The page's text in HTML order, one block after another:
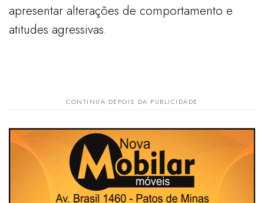
apresentar alterações de comportamento e
atitudes agressivas.